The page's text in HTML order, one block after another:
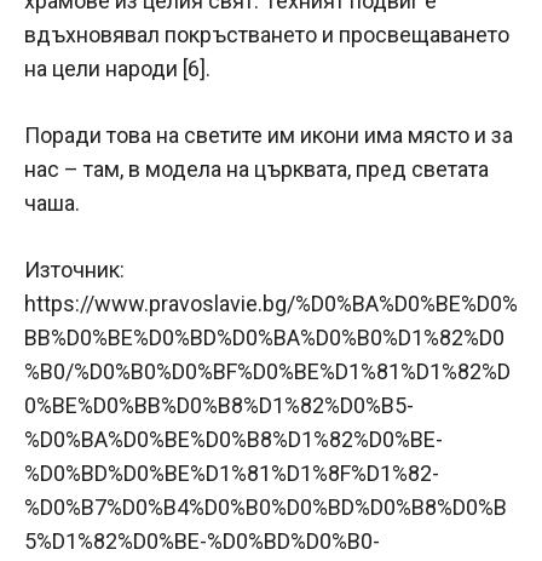
вдъхновявал покръстването и просвещаването
на цели народи [6].
Поради това на светите им икони има място и за
нас – там, в модела на църквата, пред светата
чаша.
Източник:
https://www.pravoslavie.bg/%D0%BA%D0%BE%D0%
BB%D0%BE%D0%BD%D0%BA%D0%B0%D1%82%D0
%B0/%D0%B0%D0%BF%D0%BE%D1%81%D1%82%D
0%BE%D0%BB%D0%B8%D1%82%D0%B5-
%D0%BA%D0%BE%D0%B8%D1%82%D0%BE-
%D0%BD%D0%BE%D1%81%D1%8F%D1%82-
%D0%B7%D0%B4%D0%B0%D0%BD%D0%B8%D0%B
5%D1%82%D0%BE-%D0%BD%D0%B0-